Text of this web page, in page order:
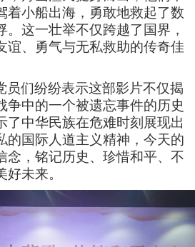
着小船出海，勇敢地救起了数
。这一壮举不仅跨越了国界，
谊、勇气与无私救助的传奇佳
员们纷纷表示这部影片不仅揭
争中的一个被遗忘事件的历史
了中华民族在危难时刻展现出
的国际人道主义精神，今天的
念，铭记历史、珍惜和平、不
未来。